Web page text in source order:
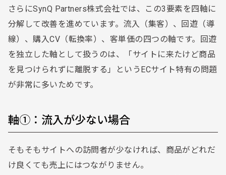
さらにSynQ Partners株式会社では、この3要素を四軸に
分解して改善を進めています。流入（集客）、回遊（導
線）、購入CV（転換率）、客単価の四つの軸です。回遊
を独立した軸として扱うのは、「サイトに来たけど商品
を見つけられずに離脱する」というECサイト特有の問題
が非常に多いためです。
軸①：流入が少ない場合
そもそもサイトへの訪問者が少なければ、商品がどれだ
け良くても売上にはつながりません。